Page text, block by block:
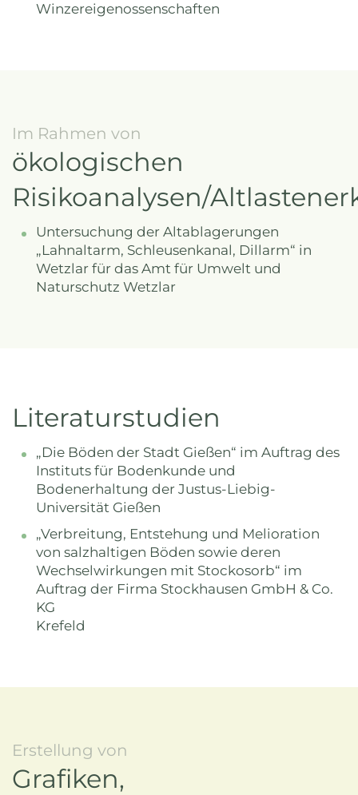
Winzereigenossenschaften
Im Rahmen von
ökologischen
Risikoanalysen/
Untersuchung der Altablagerungen
„Lahnaltarm, Schleusenkanal, Dillarm“ in
Wetzlar für das Amt für Umwelt und
Naturschutz Wetzlar
Literaturstudien
„Die Böden der Stadt Gießen“ im Auftrag des
Instituts für Bodenkunde und
Bodenerhaltung der Justus-Liebig-
Universität Gießen
„Verbreitung, Entstehung und Melioration
von salzhaltigen Böden sowie deren
Wechselwirkungen mit Stockosorb“ im
Auftrag der Firma Stockhausen GmbH & Co.
KG
Krefeld
Erstellung von
Grafiken,